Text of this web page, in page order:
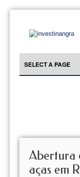
Abertura
aças em